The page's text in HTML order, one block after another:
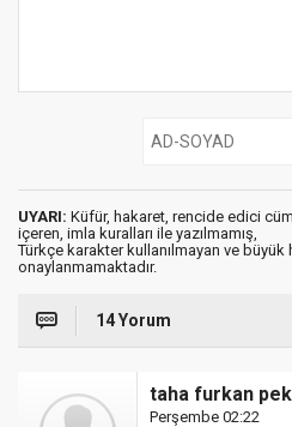
UYARI: Küfür, hakaret, rencide edici
içeren, imla kuralları ile yazılmamış,
Türkçe karakter kullanılmayan ve büyük
onaylanmamaktadır.
14 Yorum
taha furkan
Perşembe 02:22